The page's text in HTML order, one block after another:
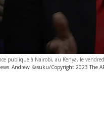
publique à Nairobi, au Kenya, le
Andrew Kasuku/Copyright 2023 The